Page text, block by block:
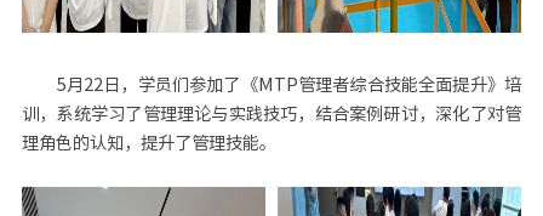
5月22日，学员们参加了《MTP管理者综合技能全面提升》培
训，系统学习了管理理论与实践技巧，结合案例研讨，深化了对管
理角色的认知，提升了管理技能。